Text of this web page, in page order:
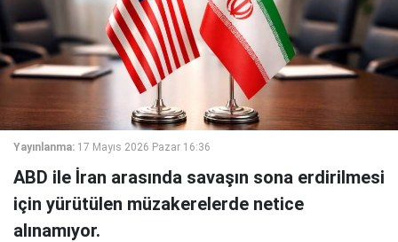
Yayınlanma: 17 Mayıs 2026 Pazar 16:36
ABD ile İran arasında savaşın sona erdirilmesi
için yürütülen müzakerelerde netice
alınamıyor.